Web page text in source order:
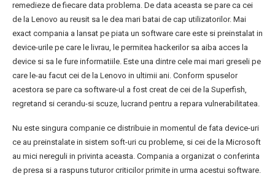
remedieze de fiecare data problema. De data aceasta se pare ca cei
de la Lenovo au reusit sa le dea mari batai de cap utilizatorilor. Mai
exact compania a lansat pe piata un software care este si preinstalat in
device-urile pe care le livrau, le permitea hackerilor sa aiba acces la
device si sa le fure informatiile. Este una dintre cele mai mari greseli pe
care le-au facut cei de la Lenovo in ultimii ani. Conform spuselor
acestora se pare ca software-ul a fost creat de cei de la Superfish,
regretand si cerandu-si scuze, lucrand pentru a repara vulnerabilitatea.
Nu este singura companie ce distribuie in momentul de fata device-uri
ce au preinstalate in sistem soft-uri cu probleme, si cei de la Microsoft
au mici nereguli in privinta aceasta. Compania a organizat o conferinta
de presa si a raspuns tuturor criticilor primite in urma acestui software.